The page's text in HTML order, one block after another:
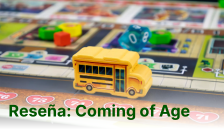
Reseña: Coming of Age